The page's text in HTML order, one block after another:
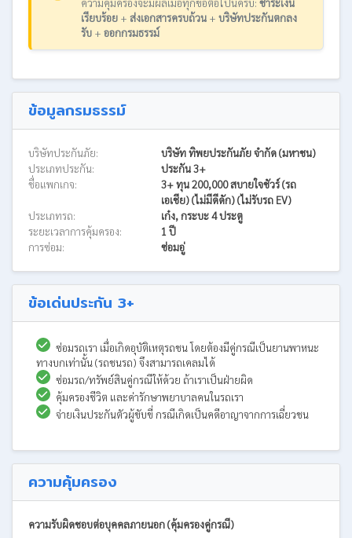
เรียบร้อย+ ส่งเอกสารครบถ้วน+ บริษัทประกันตกลง
รับ+ ออกกรมธรรม์
ข้อมูลกรมธรรม์
บริษัทประกันภัย:
บริษัท ทิพยประกันภัย จำกัด (มหาชน)
ประเภทประกัน:
ประกัน 3+
ชื่อแพกเกจ:
3+ ทุน 200,000 สบายใจชัวร์ (รถ
เอเชีย) (ไม่มีดีดัก) (ไม่รับรถ EV)
ประเภทรถ:
เก๋ง, กระบะ 4 ประตู
ระยะเวลาการคุ้มครอง:
1 ปี
การซ่อม:
ซ่อมอู่
ข้อเด่นประกัน 3+
ซ่อมรถเรา เมื่อเกิดอุบัติเหตุรถชน โดยต้องมีคู่กรณีเป็นยานพาหนะ
ทางบกเท่านั้น (รถชนรถ) จึงสามารถเคลมได้
ซ่อมรถ/ทรัพย์สินคู่กรณีให้ด้วย ถ้าเราเป็นฝ่ายผิด
คุ้มครองชีวิต และค่ารักษาพยาบาลคนในรถเรา
จ่ายเงินประกันตัวผู้ขับขี่ กรณีเกิดเป็นคดีอาญาจากการเฉี่ยวชน
ความคุ้มครอง
ความรับผิดชอบต่อบุคคลภายนอก (คุ้มครองคู่กรณี)